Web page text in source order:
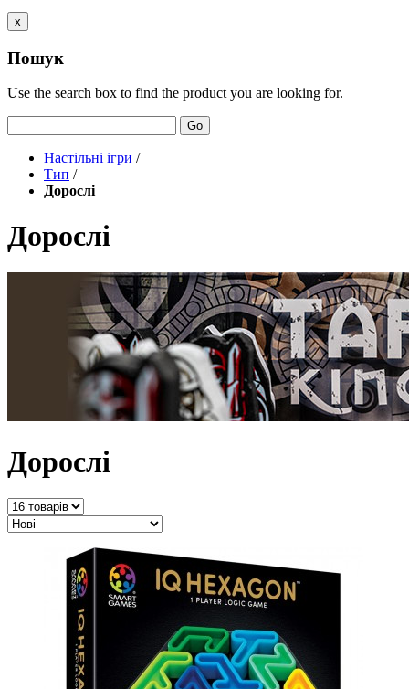
x
Пошук
Use the search box to find the product you are looking for.
Go
Настільні ігри /
Тип /
Дорослі
Дорослі
Дорослі